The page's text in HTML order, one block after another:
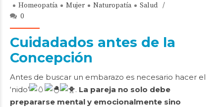
Homeopatía
Mujer Naturopatía
Salud
0
Cuidadados antes de la
Concepción
Antes de buscar un embarazo es necesario hacer el
‘nido’
. La pareja no solo debe
prepararse mental y emocionalmente sino